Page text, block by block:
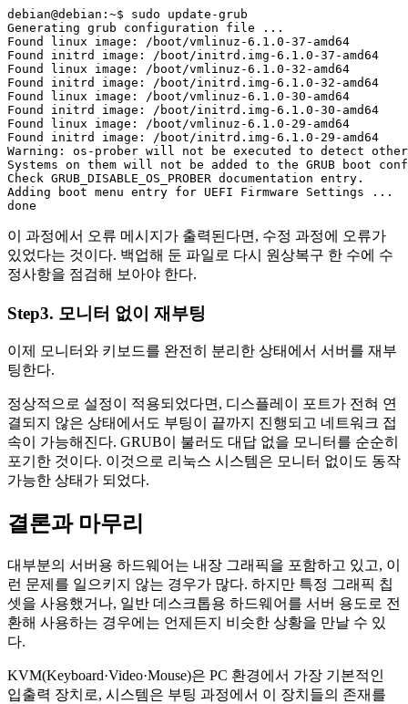
debian@debian:~$ sudo update-grub
Generating grub configuration file ...
Found linux image: /boot/vmlinuz-6.1.0-37-amd64
Found initrd image: /boot/initrd.img-6.1.0-37-amd64
Found linux image: /boot/vmlinuz-6.1.0-32-amd64
Found initrd image: /boot/initrd.img-6.1.0-32-amd64
Found linux image: /boot/vmlinuz-6.1.0-30-amd64
Found initrd image: /boot/initrd.img-6.1.0-30-amd64
Found linux image: /boot/vmlinuz-6.1.0-29-amd64
Found initrd image: /boot/initrd.img-6.1.0-29-amd64
Warning: os-prober will not be executed to detect
Systems on them will not be added to the GRUB boot
Check GRUB_DISABLE_OS_PROBER documentation entry.
Adding boot menu entry for UEFI Firmware Settings ...
done
이 과정에서 오류 메시지가 출력된다면, 수정 과정에 오류가
있었다는 것이다. 백업해 둔 파일로 다시 원상복구 한 수에 수
정사항을 점검해 보아야 한다.
Step3. 모니터 없이 재부팅
이제 모니터와 키보드를 완전히 분리한 상태에서 서버를 재부
팅한다.
정상적으로 설정이 적용되었다면, 디스플레이 포트가 전혀 연
결되지 않은 상태에서도 부팅이 끝까지 진행되고 네트워크 접
속이 가능해진다. GRUB이 불러도 대답 없을 모니터를 순순히
포기한 것이다. 이것으로 리눅스 시스템은 모니터 없이도 동작
가능한 상태가 되었다.
결론과 마무리
대부분의 서버용 하드웨어는 내장 그래픽을 포함하고 있고, 이
런 문제를 일으키지 않는 경우가 많다. 하지만 특정 그래픽 칩
셋을 사용했거나, 일반 데스크톱용 하드웨어를 서버 용도로 전
환해 사용하는 경우에는 언제든지 비슷한 상황을 만날 수 있
다.
KVM(Keyboard·Video·Mouse)은 PC 환경에서 가장 기본적인
입출력 장치로, 시스템은 부팅 과정에서 이 장치들의 존재를